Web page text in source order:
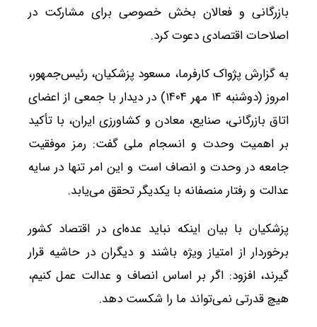
بازرگانی و فعالان بخش خصوصی برای مشارکت در
اصلاحات اقتصادی دعوت کرد.
به گزارش پژواک کارفرما، مسعود پزشکیان، رئیس‌جمهور،
امروز (دوشنبه ۱۴ مهر ۱۴۰۴) در دیدار با جمعی از اعضای
اتاق بازرگانی، صنایع، معادن و کشاورزی ایران، با تأکید
بر اهمیت وحدت و انسجام ملی گفت: رمز موفقیت
جامعه در وحدت و انصاف است و این امر تنها در سایه
عدالت و رفتار منصفانه با یکدیگر تحقق می‌یابد.
پزشکیان با بیان اینکه نباید عده‌ای در اقتصاد کشور
برخوردار از امتیاز ویژه باشند و دیگران در حاشیه قرار
گیرند، افزود: اگر بر اساس انصاف و عدالت عمل کنیم،
هیچ قدرتی نمی‌تواند ما را شکست دهد.